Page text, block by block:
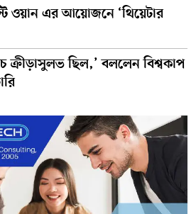
ওয়ান এর আয়োজনে ‘থিয়েটার
ক্রীড়াসুলভ ছিল,’ বললেন বিশ্বকাপ